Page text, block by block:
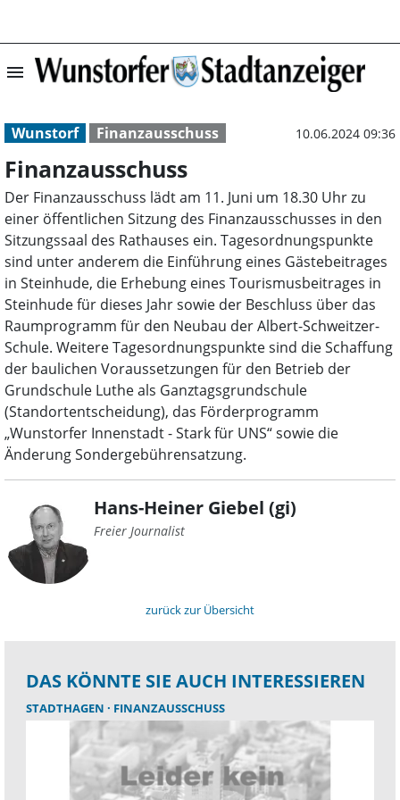
menu
Wunstorf Finanzausschuss 10.06.2024 09:36
Finanzausschuss
Der Finanzausschuss lädt am 11. Juni um 18.30 Uhr zu
einer öffentlichen Sitzung des Finanzausschusses in den
Sitzungssaal des Rathauses ein. Tagesordnungspunkte
sind unter anderem die Einführung eines Gästebeitrages
in Steinhude, die Erhebung eines Tourismusbeitrages in
Steinhude für dieses Jahr sowie der Beschluss über das
Raumprogramm für den Neubau der Albert-Schweitzer-
Schule. Weitere Tagesordnungspunkte sind die Schaffung
der baulichen Voraussetzungen für den Betrieb der
Grundschule Luthe als Ganztagsgrundschule
(Standortentscheidung), das Förderprogramm
„Wunstorfer Innenstadt - Stark für UNS“ sowie die
Änderung Sondergebührensatzung.
Hans-Heiner Giebel (gi)
Freier Journalist
zurück zur Übersicht
DAS KÖNNTE SIE AUCH INTERESSIEREN
STADTHAGEN FINANZAUSSCHUSS